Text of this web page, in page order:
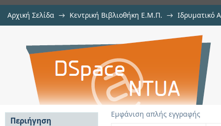
Αρχική Σελίδα → Κεντρική Βιβλιοθήκη Ε.Μ.Π. → Ιδρυματικό
Signalling channel modelling
networks
Εμφάνιση απλής εγγραφής
Περιήγηση